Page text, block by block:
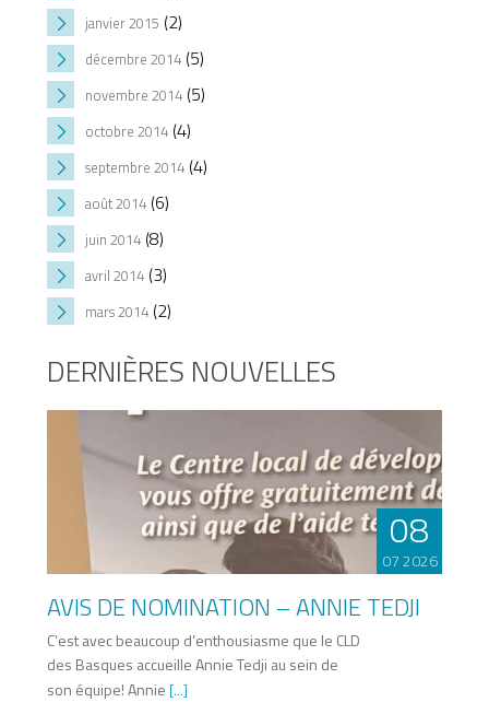
janvier 2015 (2)
décembre 2014(5)
novembre 2014(5)
octobre 2014(4)
septembre 2014(4)
août 2014(6)
juin 2014(8)
avril 2014(3)
mars 2014(2)
DERNIÈRES NOUVELLES
08
07 2026
AVIS DE NOMINATION – ANNIE TEDJI
C’est avec beaucoup d’enthousiasme que le CLD
des Basques accueille Annie Tedji au sein de
son équipe! Annie [...]